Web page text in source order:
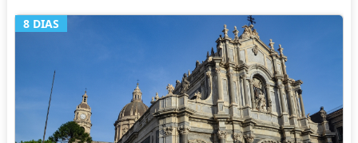
8 DIAS